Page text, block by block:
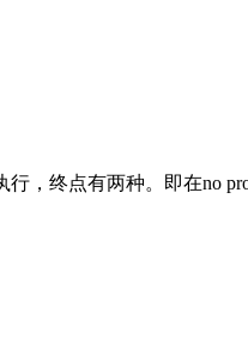
行，终点有两种。即在no